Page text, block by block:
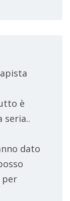
è
seria..
dato
per